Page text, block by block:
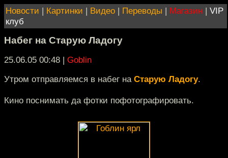
Новости | Картинки | Видео | Переводы | Магазин | VIP
клуб
Набег на Старую Ладогу
25.06.05 00:48 | Goblin
Утром отправляемся в набег на Старую Ладогу.
Кино поснимать да фотки пофотографировать.